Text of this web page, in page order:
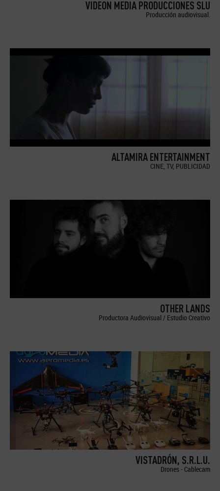
VIDEON MEDIA PRODUCCIONES SLU
Producción audiovisual.
ALTAMIRA ENTERTAINMENT
CINE, TV, PUBLICIDAD
OTHER LANDS
Productora Audiovisual / Estudio Creativo
VISTADRÓN, S.R.L.U.
Drones - Cablecam